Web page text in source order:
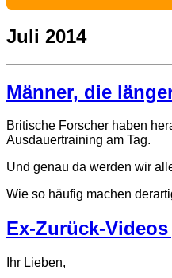
Juli 2014
Männer, die
Britische Forscher haben
Ausdauertraining am Tag.
Und genau da werden wir
Wie so häufig machen
Ex-Zurück-
Ihr Lieben,